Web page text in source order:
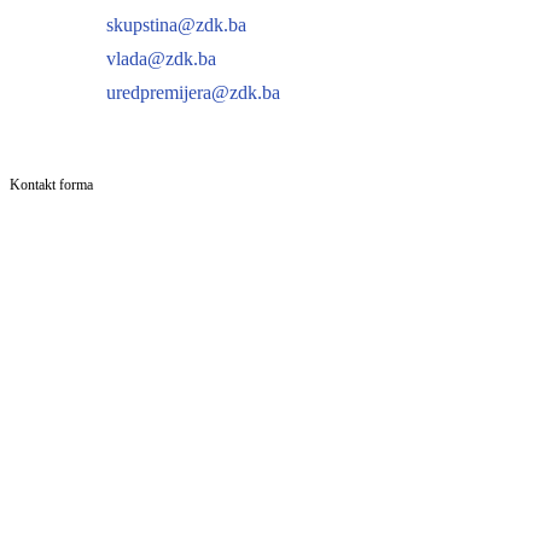
skupstina@zdk.ba
vlada@zdk.ba
uredpremijera@zdk.ba
Kontakt forma